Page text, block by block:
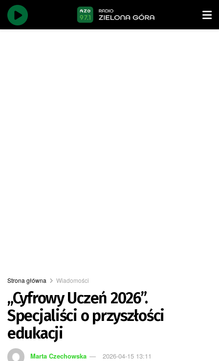
Strona główna Wiadomości
„Cyfrowy Uczeń 2026”.
Specjaliści o przyszłości
edukacji
Marta Czechowska 2026-04-15 13:11